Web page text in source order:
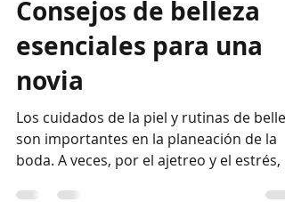
Consejos de belleza
esenciales para una
novia
Los cuidados de la piel y rutinas de
son importantes en la planeación de la
boda. A veces, por el ajetreo y el estrés, a